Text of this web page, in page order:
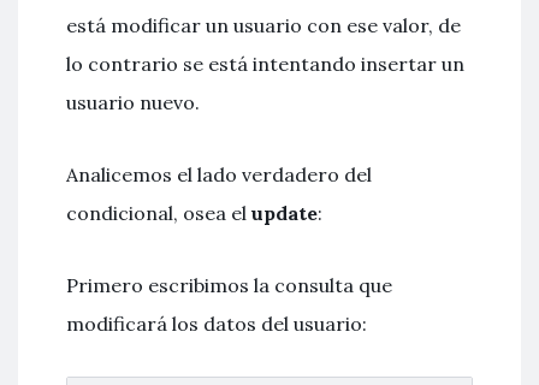
está modificar un usuario con ese valor, de
lo contrario se está intentando insertar un
usuario nuevo.
Analicemos el lado verdadero del
condicional, osea el update:
Primero escribimos la consulta que
modificará los datos del usuario: